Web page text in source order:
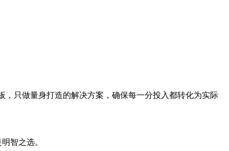
只做量身打造的解决方案，确保每一分投入都转化为实际
智之选。